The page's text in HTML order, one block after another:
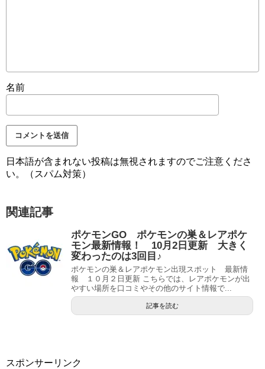
名前
日本語が含まれない投稿は無視されますのでご注意くださ
い。（スパム対策）
関連記事
ポケモンGO ポケモンの巣＆レアポケ
モン最新情報！ 10月2日更新 大きく
変わったのは3回目♪
ポケモンの巣＆レアポケモン出現スポット 最新情
報 １０月２日更新 こちらでは、レアポケモンが出
やすい場所を口コミやその他のサイト情報で...
記事を読む
スポンサーリンク